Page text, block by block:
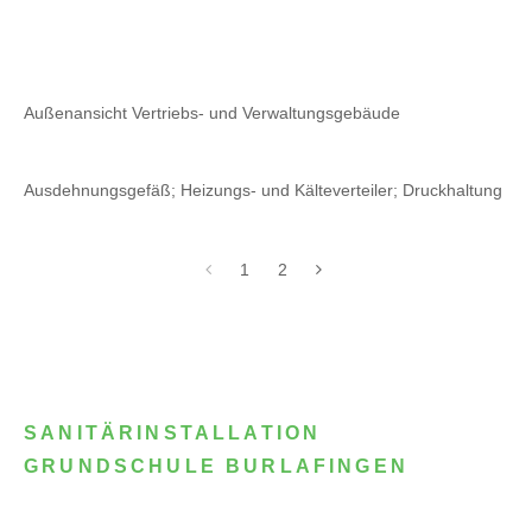
Außenansicht Vertriebs- und Verwaltungsgebäude
Ausdehnungsgefäß; Heizungs- und Kälteverteiler; Druckhaltung
1 2
SANITÄRINSTALLATION
GRUNDSCHULE BURLAFINGEN